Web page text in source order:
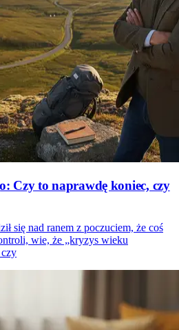
Czy to naprawdę koniec, czy
się nad ranem z poczuciem, że coś
wie, że „kryzys wieku